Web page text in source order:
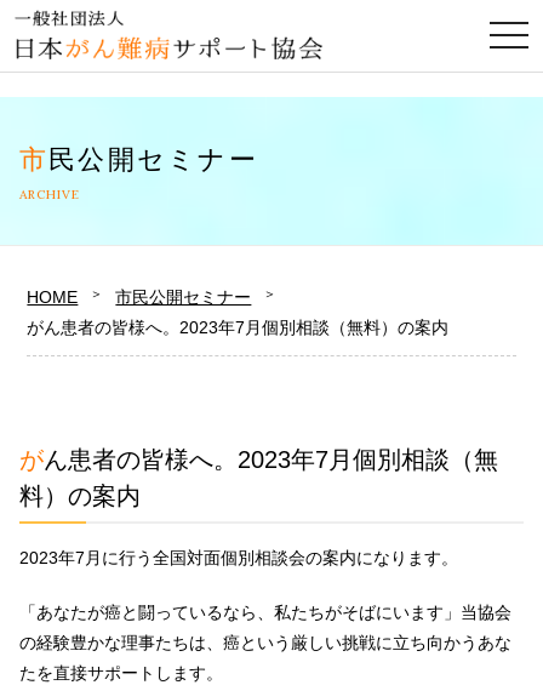
市民公開セミナー
ARCHIVE
HOME
市民公開セミナー
がん患者の皆様へ。2023年7月個別相談（無料）の案内
がん患者の皆様へ。2023年7月個別相談（無
料）の案内
2023年7月に行う全国対面個別相談会の案内になります。
「あなたが癌と闘っているなら、私たちがそばにいます」当協会
の経験豊かな理事たちは、癌という厳しい挑戦に立ち向かうあな
たを直接サポートします。